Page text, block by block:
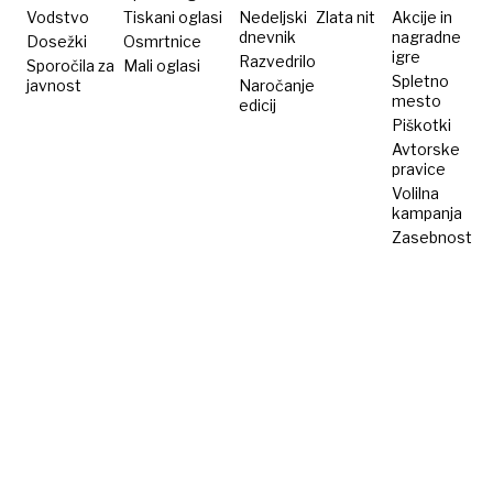
Vodstvo
Dosežki
Sporočila za
javnost
Tiskani oglasi
Osmrtnice
Mali oglasi
Nedeljski
dnevnik
Razvedrilo
Naročanje
edicij
Zlata nit
Akcije in
nagradne
igre
Spletno
mesto
Piškotki
Avtorske
pravice
Volilna
kampanja
Zasebnost